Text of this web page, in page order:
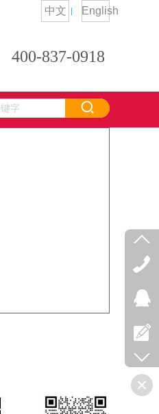
中文 English
400-837-0918